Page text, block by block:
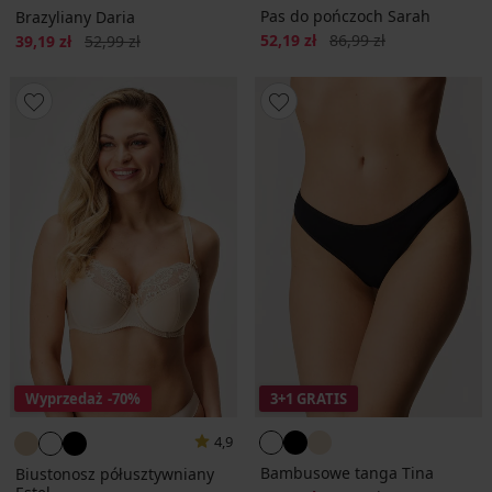
Brazyliany Daria
Zniżka
39,19 zł Pierwotna cena
52,99 zł
Pas do pończoch Sarah
Zniżka
52,19 zł Pierwotna cena
86,99 zł
Wyprzedaż -70%
4,9
Biustonosz półusztywniany
3+1 GRATIS
Bambusowe tanga Tina